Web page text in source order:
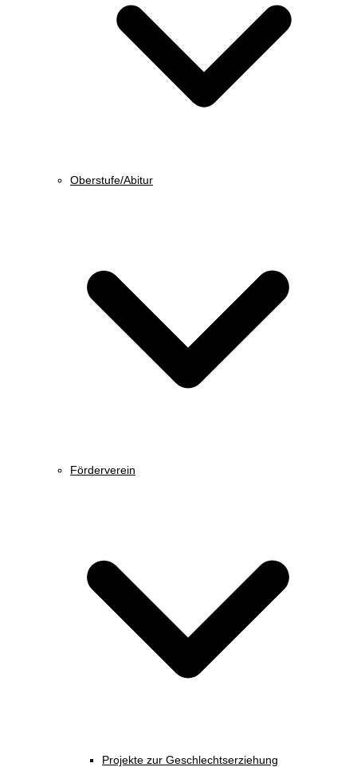
Oberstufe/Abitur
Förderverein
Projekte zur Geschlechtserziehung